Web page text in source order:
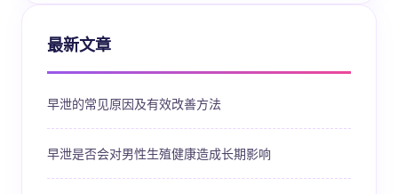
最新文章
早泄的常见原因及有效改善方法
早泄是否会对男性生殖健康造成长期影响